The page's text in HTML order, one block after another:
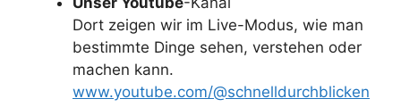
Dort zeigen wir im Live-Modus, wie man
bestimmte Dinge sehen, verstehen oder
machen kann.
www.youtube.com/@schnelldurchblicken